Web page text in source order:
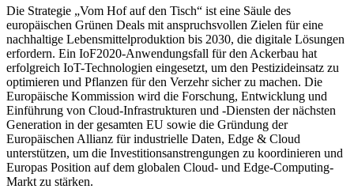
Die Strategie „Vom Hof auf den Tisch“ ist eine Säule des
europäischen Grünen Deals mit anspruchsvollen Zielen für eine
nachhaltige Lebensmittelproduktion bis 2030, die digitale Lösungen
erfordern. Ein IoF2020-Anwendungsfall für den Ackerbau hat
erfolgreich IoT-Technologien eingesetzt, um den Pestizideinsatz zu
optimieren und Pflanzen für den Verzehr sicher zu machen. Die
Europäische Kommission wird die Forschung, Entwicklung und
Einführung von Cloud-Infrastrukturen und -Diensten der nächsten
Generation in der gesamten EU sowie die Gründung der
Europäischen Allianz für industrielle Daten, Edge & Cloud
unterstützen, um die Investitionsanstrengungen zu koordinieren und
Europas Position auf dem globalen Cloud- und Edge-Computing-
Markt zu stärken.